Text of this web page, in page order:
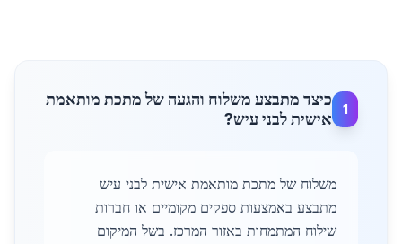
1
כיצד מתבצע משלוח והגעה של מתכת מותאמת
אישית לבני עיש?
משלוח של מתכת מותאמת אישית לבני עיש
מתבצע באמצעות ספקים מקומיים או חברות
שילוח המתמחות באזור המרכז. בשל המיקום